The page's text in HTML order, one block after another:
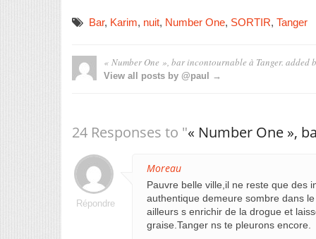
Bar, Karim, nuit, Number One, SORTIR, Tanger
« Number One », bar incontournable à Tanger. added
View all posts by @paul →
24 Responses to "« Number One »,
Moreau
Pauvre belle ville,il ne reste que des
authentique demeure sombre dans
ailleurs s enrichir de la drogue et
graise.Tanger ns te pleurons encore.
Répondre